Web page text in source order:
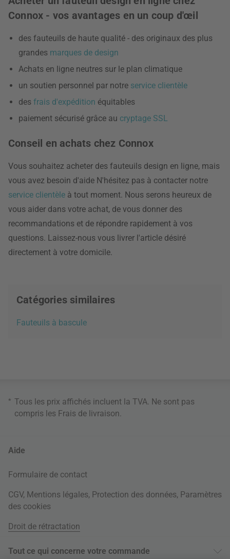
Connox - vos avantages en un coup d'œil
des fauteuils de haute qualité - des originaux des plus
grandes marques de design
Achats en ligne neutres sur le plan climatique
un soutien personnel par notre service clientèle
des frais d'expédition équitables
paiement sécurisé grâce au cryptage SSL
Conseil en achats chez Connox
Vous souhaitez acheter des fauteuils design en ligne, mais
vous avez besoin d'aide N'hésitez pas à contacter notre
service clientèle à tout moment. Nous serons heureux de
vous aider dans votre achat, de vous donner des
recommandations et de répondre rapidement à vos
questions. Laissez-nous vous livrer l'article désiré
directement à votre domicile.
Catégories similaires
Fauteuils à bascule
* Tous les prix affichés incluent la TVA. Ne sont pas
compris les Frais de livraison.
Aide
Formulaire de contact
CGV, Mentions légales, Protection des données, Paramètres
des cookies
Droit de rétractation
Tout ce qui concerne votre commande